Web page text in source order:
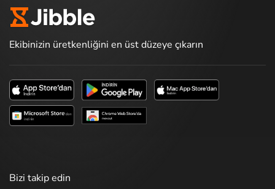
Ekibinizin üretkenliğini en üst düzeye çıkarın
Bizi takip edin